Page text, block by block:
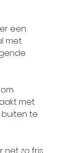
een
met
met
te